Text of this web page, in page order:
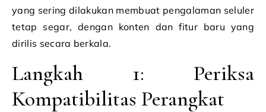
yang sering dilakukan membuat pengalaman seluler
tetap segar, dengan konten dan fitur baru yang
dirilis secara berkala.
Langkah 1: Periksa
Kompatibilitas Perangkat